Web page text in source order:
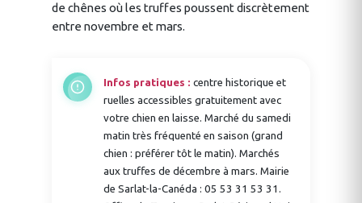
de chênes où les truffes poussent discrètement
entre novembre et mars.
Infos pratiques : centre historique et
ruelles accessibles gratuitement avec
votre chien en laisse. Marché du samedi
matin très fréquenté en saison (grand
chien : préférer tôt le matin). Marchés
aux truffes de décembre à mars. Mairie
de Sarlat-la-Canéda : 05 53 31 53 31.